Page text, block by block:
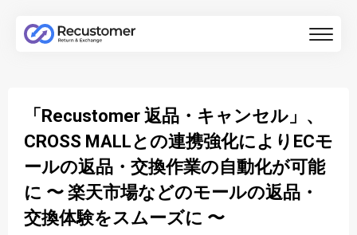
「Recustomer 返品・キャンセル」、
CROSS MALLとの連携強化によりECモ
ールの返品・交換作業の自動化が可能
に 〜 楽天市場などのモールの返品・
交換体験をスムーズに 〜